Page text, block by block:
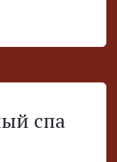
спа